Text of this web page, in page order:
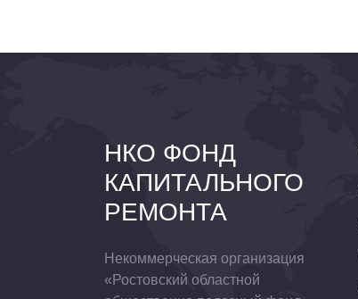
НКО ФОНД
КАПИТАЛЬНОГО
РЕМОНТА
Некоммерческая организация
«Ростовский областной